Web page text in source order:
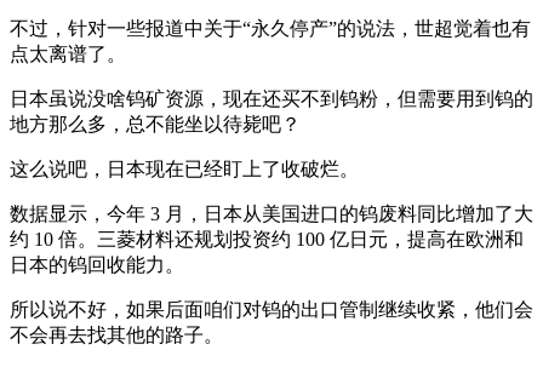
不过，针对一些报道中关于“永久停产”的说法，世超觉着也有
点太离谱了。
日本虽说没啥钨矿资源，现在还买不到钨粉，但需要用到钨的
地方那么多，总不能坐以待毙吧？
这么说吧，日本现在已经盯上了收破烂。
数据显示，今年 3 月，日本从美国进口的钨废料同比增加了大
约 10 倍。三菱材料还规划投资约 100 亿日元，提高在欧洲和
日本的钨回收能力。
所以说不好，如果后面咱们对钨的出口管制继续收紧，他们会
不会再去找其他的路子。